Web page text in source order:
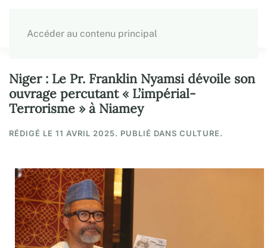
Accéder au contenu principal
Niger : Le Pr. Franklin Nyamsi dévoile son
ouvrage percutant « L’impérial-
Terrorisme » à Niamey
RÉDIGÉ LE 11 AVRIL 2025. PUBLIÉ DANS CULTURE.